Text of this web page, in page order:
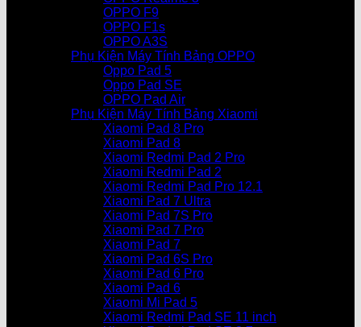
OPPO F9
OPPO F1s
OPPO A3S
Phụ Kiện Máy Tính Bảng OPPO
Oppo Pad 5
Oppo Pad SE
OPPO Pad Air
Phụ Kiện Máy Tính Bảng Xiaomi
Xiaomi Pad 8 Pro
Xiaomi Pad 8
Xiaomi Redmi Pad 2 Pro
Xiaomi Redmi Pad 2
Xiaomi Redmi Pad Pro 12.1
Xiaomi Pad 7 Ultra
Xiaomi Pad 7S Pro
Xiaomi Pad 7 Pro
Xiaomi Pad 7
Xiaomi Pad 6S Pro
Xiaomi Pad 6 Pro
Xiaomi Pad 6
Xiaomi Mi Pad 5
Xiaomi Redmi Pad SE 11 inch